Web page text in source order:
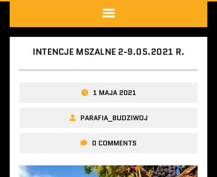
INTENCJE MSZALNE 2-9.05.2021 R.
1 MAJA 2021
PARAFIA_BUDZIWOJ
0 COMMENTS